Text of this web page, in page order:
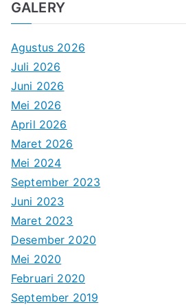
GALERY
Agustus 2026
Juli 2026
Juni 2026
Mei 2026
April 2026
Maret 2026
Mei 2024
September 2023
Juni 2023
Maret 2023
Desember 2020
Mei 2020
Februari 2020
September 2019